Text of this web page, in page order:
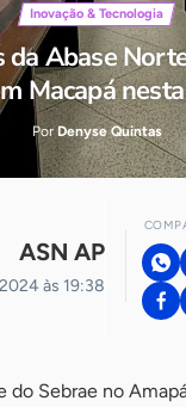
Inovação & Tecnologia
da Abase
Macapá
PorDenyse Quintas
ASN AP
às 19:38
do Sebrae no